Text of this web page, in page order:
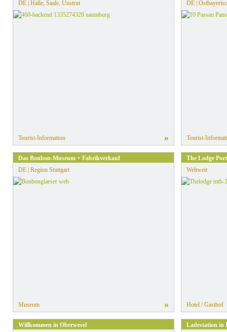
DE | Halle, Saale, Unstrut
Tourist-Information »
DE |
Tourist-
Das Bonbon-Museum + Fabrikverkauf
DE | Region Stuttgart
Museum »
The Lodge
Weltweit
Hotel / Gasthof
Willkommen in Oberwesel Ladestation in